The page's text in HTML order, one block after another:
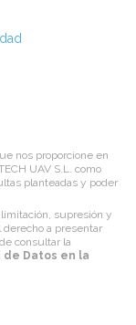
nos proporcione en
UAV S.L. como
planteadas y poder
supresión y
derecho a presentar
consultar la
de Datos en la